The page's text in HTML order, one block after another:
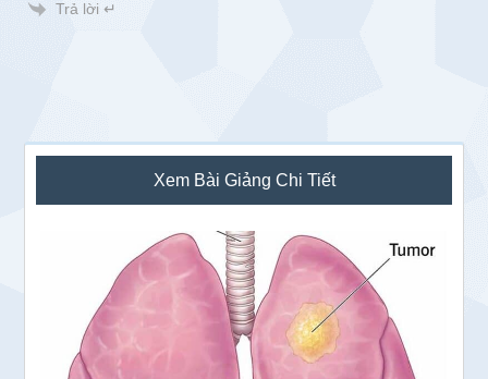
Trả lời ↵
Sidebar
chính
Xem Bài Giảng Chi Tiết